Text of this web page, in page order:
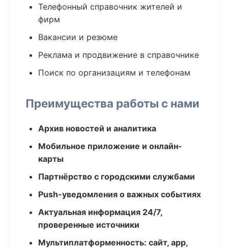
Телефонный справочник жителей и
фирм
Вакансии и резюме
Реклама и продвижение в справочнике
Поиск по организациям и телефонам
Преимущества работы с нами
Архив новостей и аналитика
Мобильное приложение и онлайн-
карты
Партнёрство с городскими службами
Push-уведомления о важных событиях
Актуальная информация 24/7,
проверенные источники
Мультиплатформенность: сайт, app,